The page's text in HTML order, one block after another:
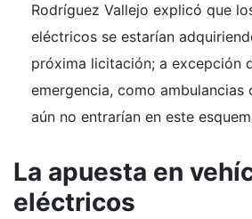
Rodríguez Vallejo explicó que
eléctricos se estarían
próxima licitación; a excepción
emergencia, como ambulancias
aún no entrarían en este
La apuesta en
eléctricos